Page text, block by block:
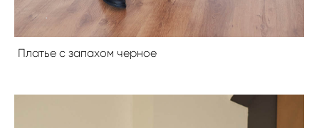
Платье с запахом черное